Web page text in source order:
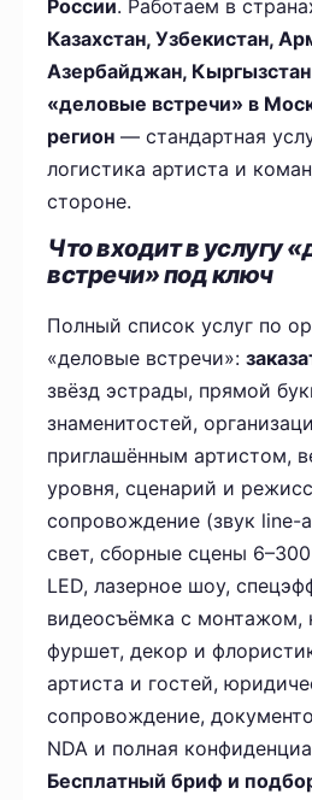
России. Работаем в
Казахстан, Узбекистан,
Азербайджан, Кыргызстан
«деловые встречи» в
регион — стандартная
логистика артиста и
стороне.
Что входит в услугу
встречи» под ключ
Полный список услуг по
«деловые встречи»:
звёзд эстрады, прямой
знаменитостей,
приглашённым артистом,
уровня, сценарий и
сопровождение (звук line-
свет, сборные сцены
LED, лазерное шоу,
видеосъёмка с монтажом,
фуршет, декор и
артиста и гостей,
сопровождение,
NDA и полная
Бесплатный бриф и